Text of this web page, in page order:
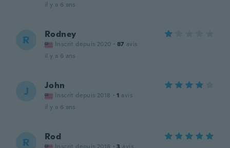
il y a 6 ans
R Rodney
Inscrit depuis 2020 · 87 avis
il y a 6 ans
J John
Inscrit depuis 2018 · 1 avis
il y a 6 ans
R Rod